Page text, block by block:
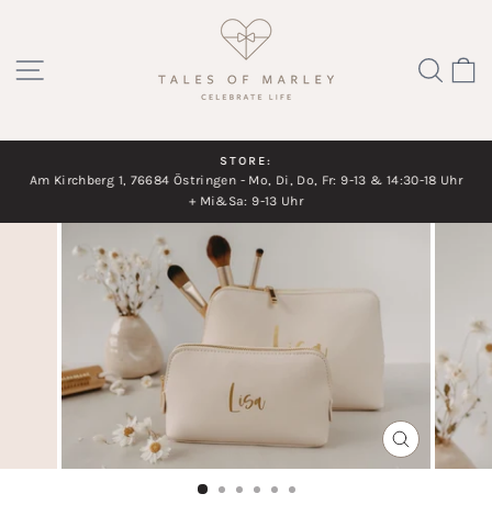
Inhalt
SEITENNAVIGATION
Diashow
STORE:
Am Kirchberg 1, 76684 Östringen - Mo, Di, Do, Fr: 9-13 & 14:30-18 Uhr
+ Mi&Sa: 9-13 Uhr
ESC)